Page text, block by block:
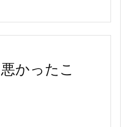
かったこ